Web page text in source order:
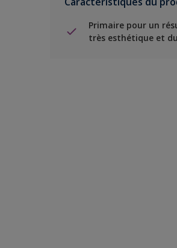
Primaire pour un
très esthétique et